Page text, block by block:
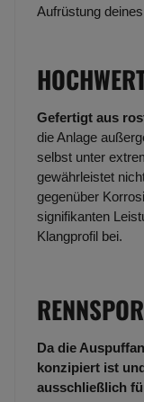
Aufrüstung
Gefertigt aus
die Anlage
selbst unter
gewährleistet
gegenüber
signifikanten
Klangprofil bei.
Da die
konzipiert ist
ausschließlich